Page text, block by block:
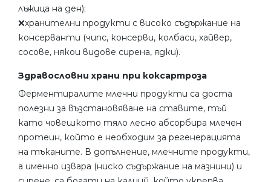
лъжица на ден);
❌хранителни продукти с високо съдържание на
консерванти (чипс, консерви, колбаси, хайвер,
сосове, някои видове сирена, ядки).
Здравословни храни при коксартроза
Ферментиралите млечни продукти са доста
полезни за възстановяване на ставите, тъй
като човешкото тяло лесно абсорбира млечен
протеин, който е необходим за регенерацията
на тъканите. В допълнение, млечните продукти,
а именно извара (ниско съдържание на мазнини) и